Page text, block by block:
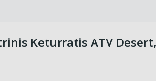
Keturratis ATV Desert,